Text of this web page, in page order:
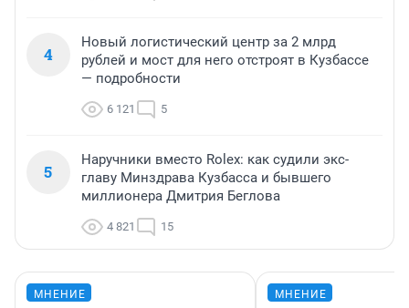
4
Новый логистический центр за 2 млрд
рублей и мост для него отстроят в Кузбассе
— подробности
6 121 5
5
Наручники вместо Rolex: как судили экс-
главу Минздрава Кузбасса и бывшего
миллионера Дмитрия Беглова
4 821 15
МНЕНИЕ МНЕНИЕ